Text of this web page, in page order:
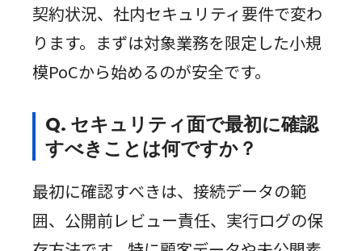
契約状況、社内セキュリティ要件で変わ
ります。まずは対象業務を限定した小規
模PoCから始めるのが安全です。
Q. セキュリティ面で最初に確認
すべきことは何ですか？
最初に確認すべきは、接続データの範
囲、公開前レビュー責任、実行ログの保